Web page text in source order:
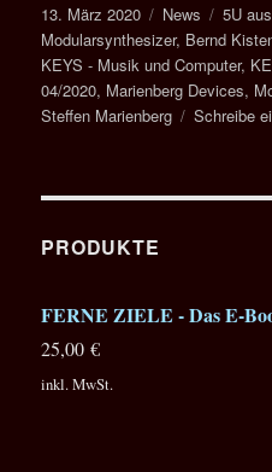
Veröffentlicht
am
13. März 2020 Kategorien
News 5U
Modularsynthesizer, Bernd
KEYS - Musik und Computer,
04/2020, Marienberg Devices,
Steffen Marienberg
Schreibe
PRODUKTE
FERNE ZIELE - Das E-
25,00€
inkl. MwSt.